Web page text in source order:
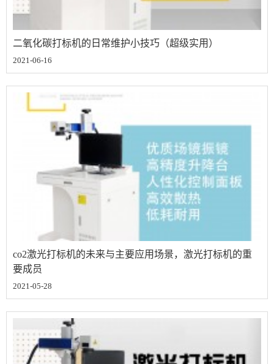
二氧化碳打标机的日常维护小技巧（超级实用）
2021-06-16
co2激光打标机的未来与主要应用场景，激光打标机的重
要成员
2021-05-28